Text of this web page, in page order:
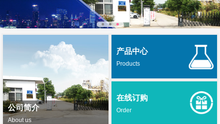
公司简介
About us
产品中心
Products
在线订购
Order